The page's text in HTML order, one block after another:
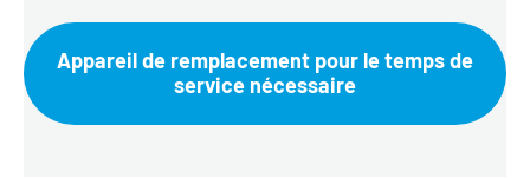
Appareil de remplacement pour le temps de
service nécessaire